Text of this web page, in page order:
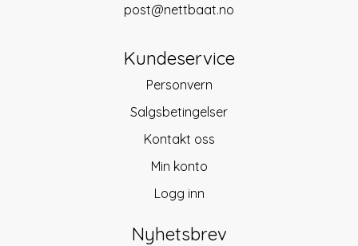
post@nettbaat.no
Kundeservice
Personvern
Salgsbetingelser
Kontakt oss
Min konto
Logg inn
Nyhetsbrev